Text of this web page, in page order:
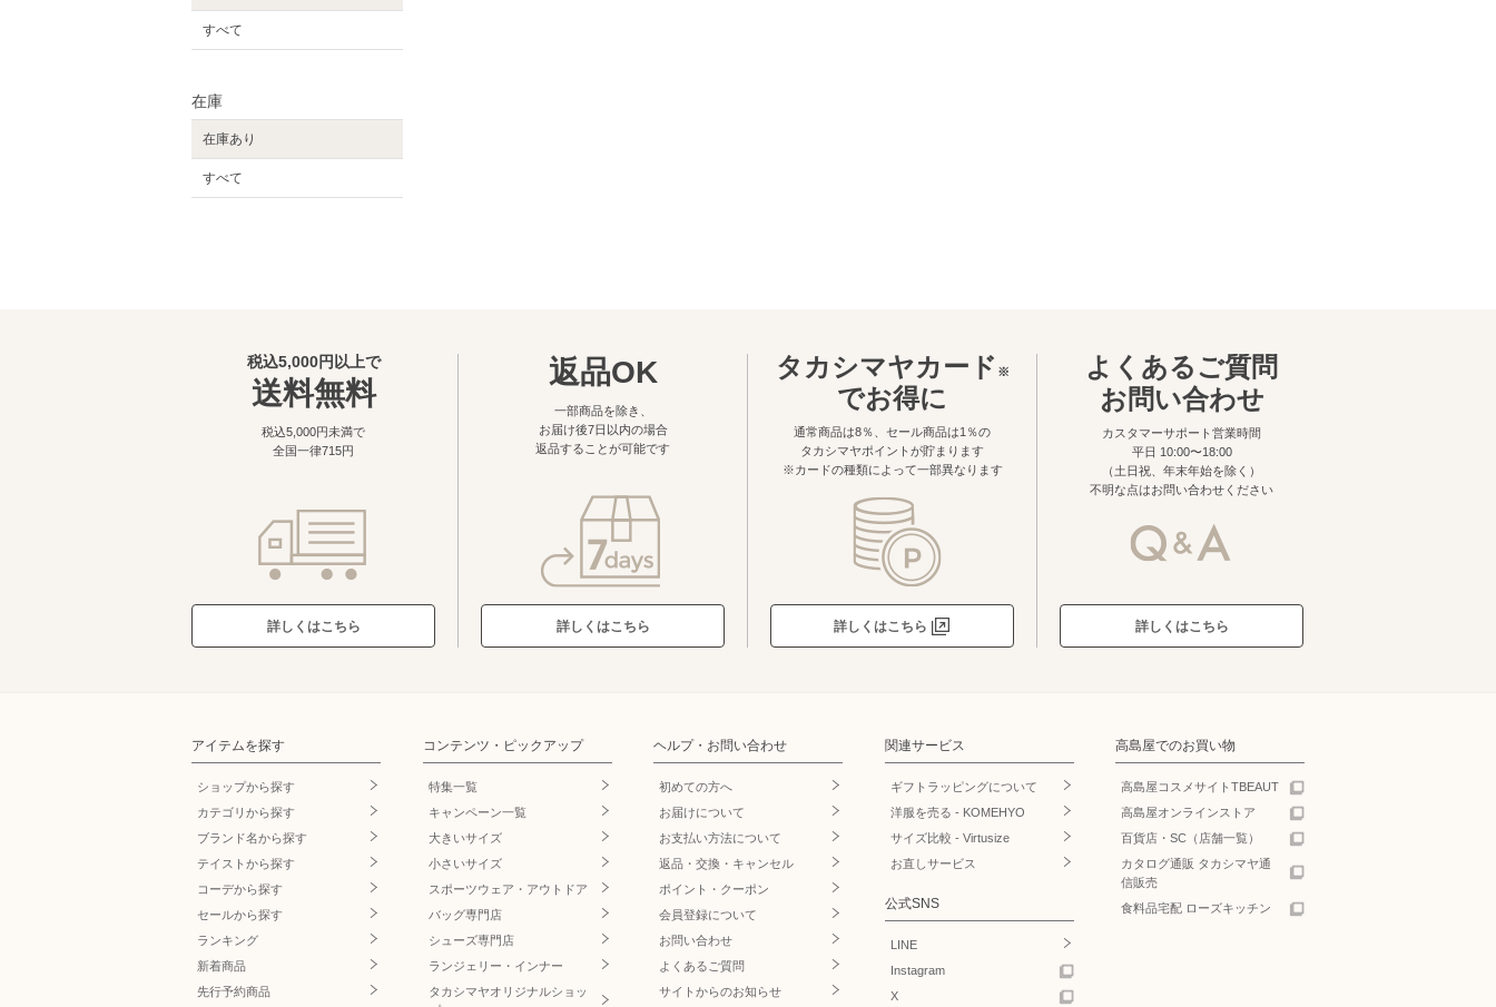
すべて
在庫
在庫あり
すべて
税込5,000円以上で
送料無料
税込5,000円未満で
全国一律715円
詳しくはこちら
返品OK
一部商品を除き、
お届け後7日以内の場合
返品することが可能です
詳しくはこちら
タカシマヤカード ※
でお得に
通常商品は8％、セール商品は1％の
タカシマヤポイントが貯まります
※カードの種類によって一部異なります
詳しくはこちら
よくあるご質問
お問い合わせ
カスタマーサポート営業時間
平日 10:00〜18:00
（土日祝、年末年始を除く）
不明な点はお問い合わせください
詳しくはこちら
アイテムを探す
ショップから探す
カテゴリから探す
ブランド名から探す
テイストから探す
コーデから探す
セールから探す
ランキング
新着商品
先行予約商品
コンテンツ・ピックアップ
特集一覧
キャンペーン一覧
大きいサイズ
小さいサイズ
スポーツウェア・アウトドア
バッグ専門店
シューズ専門店
ランジェリー・インナー
タカシマヤオリジナルショッ
ヘルプ・お問い合わせ
初めての方へ
お届けについて
お支払い方法について
返品・交換・キャンセル
ポイント・クーポン
会員登録について
お問い合わせ
よくあるご質問
サイトからのお知らせ
関連サービス
ギフトラッピングについて
洋服を売る - KOMEHYO
サイズ比較 - Virtusize
お直しサービス
公式SNS
LINE
Instagram
X
高島屋でのお買い物
高島屋コスメサイトTBEAUT
高島屋オンラインストア
百貨店・SC（店舗一覧）
カタログ通販 タカシマヤ通
信販売
食料品宅配 ローズキッチン